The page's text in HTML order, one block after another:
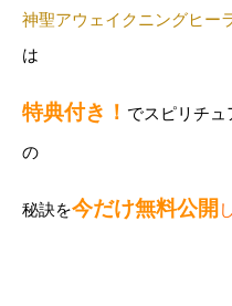
神聖アウェイクニングヒー
は
特典付き！ でスピリチュ
の
秘訣を今だけ無料公開